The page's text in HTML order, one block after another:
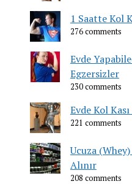
1 Saatte Kol
276 comments
Evde
Egzersizler
230 comments
Evde Kol
221 comments
Ucuza
Alınır
208 comments